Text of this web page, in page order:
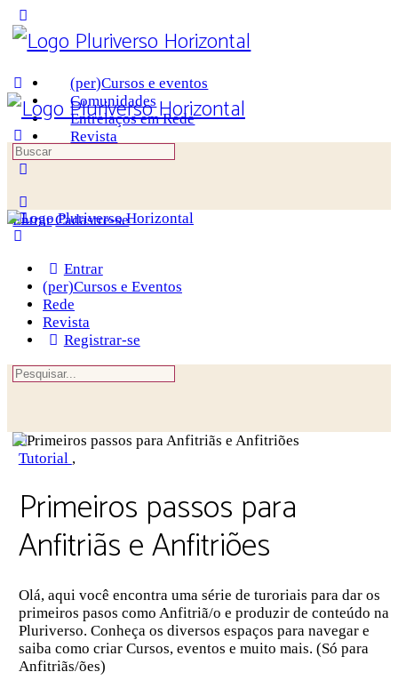
Panel
(per)Cursos e eventos
Comunidades
Entrelaços em Rede
Revista
Entrar Cadastre-se
Procurar
por:
Entrar
(per)Cursos e Eventos
Rede
Revista
Registrar-se
Procurar
Close
search
Tutorial ,
Primeiros passos para
Anfitriãs e Anfitriões
Olá, aqui você encontra uma série de turoriais para dar os
primeiros pasos como Anfitriã/o e produzir de conteúdo na
Pluriverso. Conheça os diversos espaços para navegar e
saiba como criar Cursos, eventos e muito mais. (Só para
Anfitriãs/ões)